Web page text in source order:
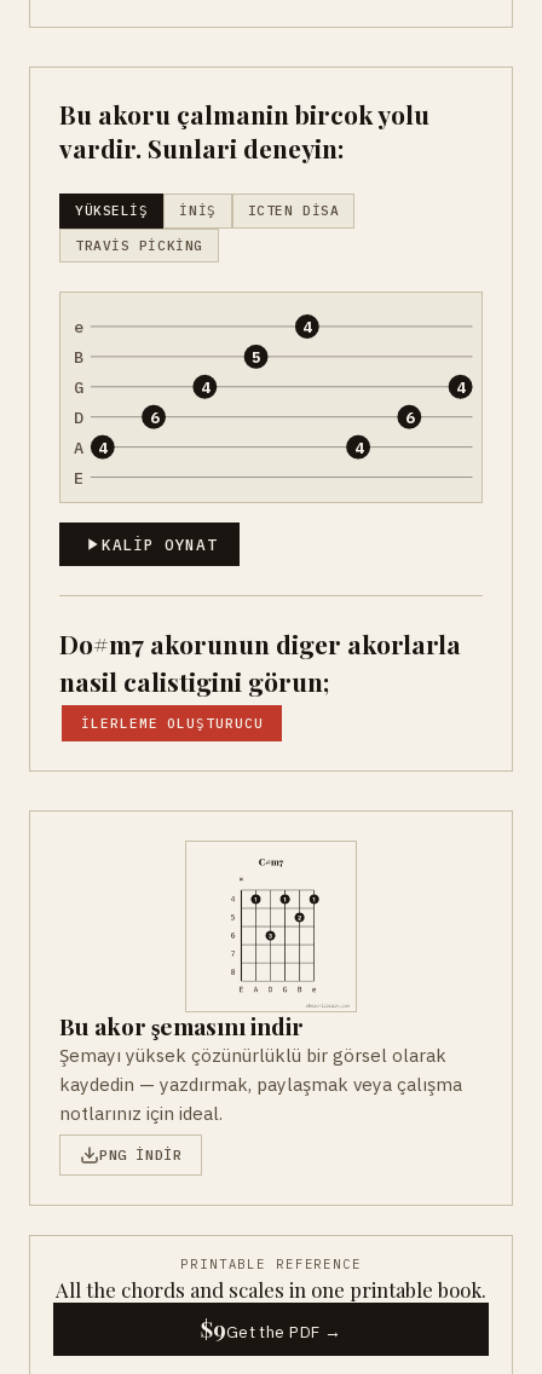
Bu akoru çalmanin bircok yolu
vardir. Sunlari deneyin:
YÜKSELIŞ İNIŞ ICTEN DISA
TRAVIS PICKING
e
B
G
D
A
E
4
6
4
5
4
4
6
4
KALIP OYNAT
Do#m7 akorunun diger akorlarla
nasil calistigini görun;
İLERLEME OLUŞTURUCU
Bu akor şemasını indir
Şemayı yüksek çözünürlüklü bir görsel olarak
kaydedin — yazdırmak, paylaşmak veya çalışma
notlarınız için ideal.
PNG INDIR
PRINTABLE REFERENCE
All the chords and scales in one printable book.
$9Get the PDF →